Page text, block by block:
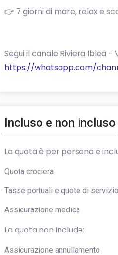
👉 7 giorni di mare, relax e
‎Segui il canale Riviera Iblea -
https://whatsapp.com/
Incluso e non incluso
La quota è per persona e
Quota crociera
Tasse portuali e quote di servizio
Assicurazione medica
La quota non include:
Assicurazione annullamento